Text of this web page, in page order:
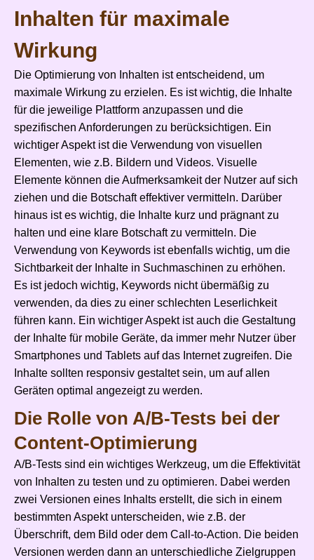
Inhalten für maximale
Wirkung
Die Optimierung von Inhalten ist entscheidend, um
maximale Wirkung zu erzielen. Es ist wichtig, die Inhalte
für die jeweilige Plattform anzupassen und die
spezifischen Anforderungen zu berücksichtigen. Ein
wichtiger Aspekt ist die Verwendung von visuellen
Elementen, wie z.B. Bildern und Videos. Visuelle
Elemente können die Aufmerksamkeit der Nutzer auf sich
ziehen und die Botschaft effektiver vermitteln. Darüber
hinaus ist es wichtig, die Inhalte kurz und prägnant zu
halten und eine klare Botschaft zu vermitteln. Die
Verwendung von Keywords ist ebenfalls wichtig, um die
Sichtbarkeit der Inhalte in Suchmaschinen zu erhöhen.
Es ist jedoch wichtig, Keywords nicht übermäßig zu
verwenden, da dies zu einer schlechten Leserlichkeit
führen kann. Ein wichtiger Aspekt ist auch die Gestaltung
der Inhalte für mobile Geräte, da immer mehr Nutzer über
Smartphones und Tablets auf das Internet zugreifen. Die
Inhalte sollten responsiv gestaltet sein, um auf allen
Geräten optimal angezeigt zu werden.
Die Rolle von A/B-Tests bei der
Content-Optimierung
A/B-Tests sind ein wichtiges Werkzeug, um die Effektivität
von Inhalten zu testen und zu optimieren. Dabei werden
zwei Versionen eines Inhalts erstellt, die sich in einem
bestimmten Aspekt unterscheiden, wie z.B. der
Überschrift, dem Bild oder dem Call-to-Action. Die beiden
Versionen werden dann an unterschiedliche Zielgruppen